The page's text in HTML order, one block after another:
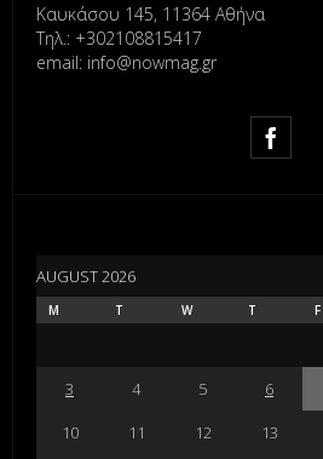
Καυκάσου 145, 11364 Αθήνα
Τηλ.: +302108815417
email: info@nowmag.gr
AUGUST 2026
M T W T F
3
4 5 6
10
11 12 13